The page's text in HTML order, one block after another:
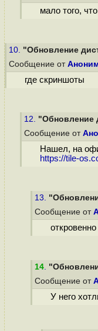
мало того,
10. "Обновление
Сообщение от
где скриншоты
12. "Обновление
Сообщение от
Нашел, на
https://tile-
13.
Сообщение от
14.
Сообщение от
У него